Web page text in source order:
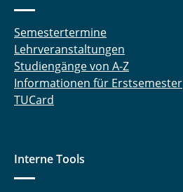
Semestertermine
Lehrveranstaltungen
Studiengänge von A-Z
Informationen für Erstsemester
TUCard
Interne Tools